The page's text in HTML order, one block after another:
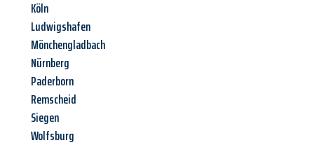
Köln
Ludwigshafen
Mönchengladbach
Nürnberg
Paderborn
Remscheid
Siegen
Wolfsburg